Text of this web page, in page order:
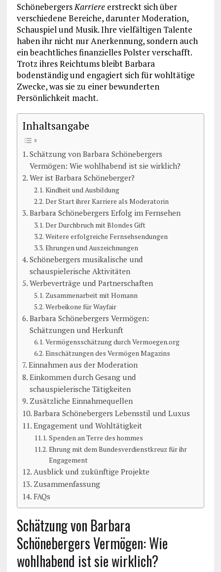
Schönebergers Karriereerstreckt sich über
verschiedene Bereiche, darunter Moderation,
Schauspiel und Musik. Ihre vielfältigen Talente
haben ihr nicht nur Anerkennung, sondern auch
ein beachtliches finanzielles Polster verschafft.
Trotz ihres Reichtums bleibt Barbara
bodenständig und engagiert sich für wohltätige
Zwecke, was sie zu einer bewunderten
Persönlichkeit macht.
Inhaltsangabe
Schätzung von Barbara Schönebergers
Vermögen: Wie wohlhabend ist sie wirklich?
Wer ist Barbara Schöneberger?
Kindheit und Ausbildung
Der Start ihrer Karriere als Moderatorin
Barbara Schönebergers Erfolg im Fernsehen
Der Durchbruch mit Blondes Gift
Weitere erfolgreiche Fernsehsendungen
Ehrungen und Auszeichnungen
Schönebergers musikalische und
schauspielerische Aktivitäten
Werbeverträge und Partnerschaften
Zusammenarbeit mit Homann
Werbeikone für Wayfair
Barbara Schönebergers Vermögen:
Schätzungen und Herkunft
Vermögensschätzung durch Vermoegen.org
Einschätzungen des Vermögen Magazins
Einnahmen aus der Moderation
Einkommen durch Gesang und
schauspielerische Tätigkeiten
Zusätzliche Einnahmequellen
Barbara Schönebergers Lebensstil und Luxus
Engagement und Wohltätigkeit
Spenden an Terre des hommes
Ehrung mit dem Bundesverdienstkreuz für ihr
Engagement
Ausblick und zukünftige Projekte
Zusammenfassung
FAQs
Schätzung von Barbara
Schönebergers Vermögen: Wie
wohlhabend ist sie wirklich?